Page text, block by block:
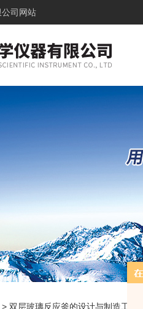
司网站
> 双层玻璃反应釜的设计与制造工艺